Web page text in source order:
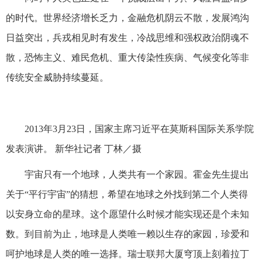
的时代。世界经济增长乏力，金融危机阴云不散，发展鸿沟
日益突出，兵戎相见时有发生，冷战思维和强权政治阴魂不
散，恐怖主义、难民危机、重大传染性疾病、气候变化等非
传统安全威胁持续蔓延。
2013年3月23日，国家主席习近平在莫斯科国际关系学院
发表演讲。 新华社记者 丁林／摄
宇宙只有一个地球，人类共有一个家园。霍金先生提出
关于“平行宇宙”的猜想，希望在地球之外找到第二个人类得
以安身立命的星球。这个愿望什么时候才能实现还是个未知
数。到目前为止，地球是人类唯一赖以生存的家园，珍爱和
呵护地球是人类的唯一选择。瑞士联邦大厦穹顶上刻着拉丁